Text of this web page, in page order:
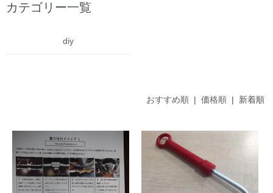
カテゴリー一覧
diy
おすすめ順| 価格順| 新着順